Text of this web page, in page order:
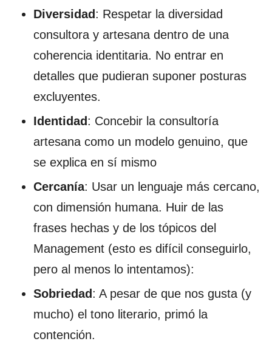
Diversidad : Respetar la diversidad
consultora y artesana dentro de una
coherencia identitaria. No entrar en
detalles que pudieran suponer posturas
excluyentes.
Identidad : Concebir la consultoría
artesana como un modelo genuino, que
se explica en sí mismo
Cercanía: Usar un lenguaje más cercano,
con dimensión humana. Huir de las
frases hechas y de los tópicos del
Management (esto es difícil conseguirlo,
pero al menos lo intentamos):
Sobriedad : A pesar de que nos gusta (y
mucho) el tono literario, primó la
contención.